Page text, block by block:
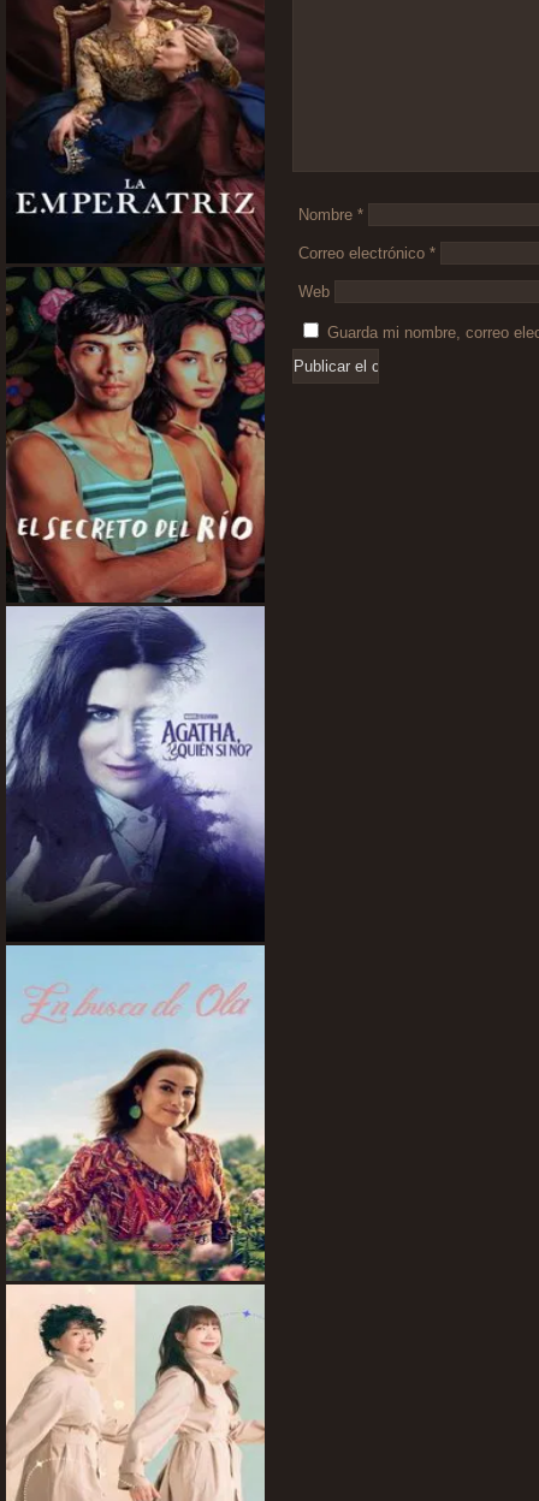
Nombre *
Correo electrónico *
Web
Guarda mi nombre, correo